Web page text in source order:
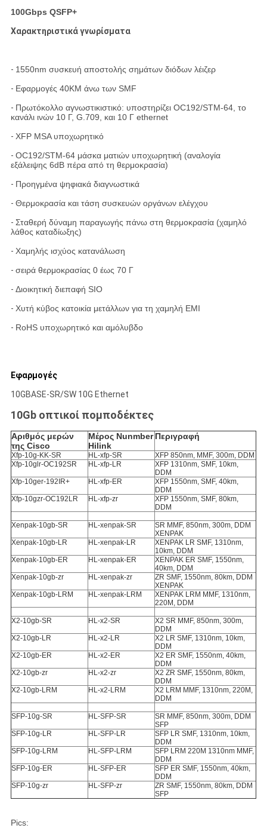
100Gbps QSFP+
Χαρακτηριστικά γνωρίσματα
- 1550nm συσκευή αποστολής σημάτων διόδων λέιζερ
- Εφαρμογές 40KM άνω των SMF
- Πρωτόκολλο αγνωστικιστικό: υποστηρίζει OC192/STM-64, το
κανάλι ινών 10 Γ, G.709, και 10 Γ ethernet
- XFP MSA υποχωρητικό
- OC192/STM-64 μάσκα ματιών υποχωρητική (αναλογία
εξάλειψης 6dB πέρα από τη θερμοκρασία)
- Προηγμένα ψηφιακά διαγνωστικά
- Θερμοκρασία και τάση συσκευών οργάνων ελέγχου
- Σταθερή δύναμη παραγωγής πάνω στη θερμοκρασία (χαμηλό
λάθος καταδίωξης)
- Χαμηλής ισχύος κατανάλωση
- σειρά θερμοκρασίας 0 έως 70 Γ
- Διοικητική διεπαφή SIO
- Χυτή κύβος κατοικία μετάλλων για τη χαμηλή EMI
- RoHS υποχωρητικό και αμόλυβδο
Εφαρμογές
10GBASE-SR/SW 10G Ethernet
10Gb οπτικοί πομποδέκτες
Αριθμός μερών
της Cisco
Μέρος Nunmber
Hilink
Περιγραφή
Xfp-10g-ΚΚ-SR HL-xfp-SR
XFP 850nm, MMF, 300m, DDM
Xfp-10glr-OC192SR
HL-xfp-LR
XFP 1310nm, SMF, 10km,
DDM
Xfp-10ger-192IR+
HL-xfp-ER
XFP 1550nm, SMF, 40km,
DDM
Xfp-10gzr-OC192LR
HL-xfp-zr
XFP 1550nm, SMF, 80km,
DDM
Xenpak-10gb-SR HL-xenpak-SR
SR MMF, 850nm, 300m, DDM
XENPAK
Xenpak-10gb-LR
HL-xenpak-LR
XENPAK LR SMF, 1310nm,
10km, DDM
Xenpak-10gb-ER
HL-xenpak-ER
XENPAK ER SMF, 1550nm,
40km, DDM
Xenpak-10gb-zr
HL-xenpak-zr
ZR SMF, 1550nm, 80km, DDM
XENPAK
Xenpak-10gb-LRM
HL-xenpak-LRM
XENPAK LRM MMF, 1310nm,
220M, DDM
X2-10gb-SR HL-x2-SR
X2 SR MMF, 850nm, 300m,
DDM
X2-10gb-LR
HL-x2-LR
X2 LR SMF, 1310nm, 10km,
DDM
X2-10gb-ER
HL-x2-ER
X2 ER SMF, 1550nm, 40km,
DDM
X2-10gb-zr
HL-x2-zr
X2 ZR SMF, 1550nm, 80km,
DDM
X2-10gb-LRM
HL-x2-LRM
X2 LRM MMF, 1310nm, 220M,
DDM
SFP-10g-SR HL-SFP-SR
SR MMF, 850nm, 300m, DDM
SFP
SFP-10g-LR
HL-SFP-LR
SFP LR SMF, 1310nm, 10km,
DDM
SFP-10g-LRM
HL-SFP-LRM
SFP LRM 220M 1310nm MMF,
DDM
SFP-10g-ER
HL-SFP-ER
SFP ER SMF, 1550nm, 40km,
DDM
SFP-10g-zr
HL-SFP-zr
ZR SMF, 1550nm, 80km, DDM
SFP
Pics: